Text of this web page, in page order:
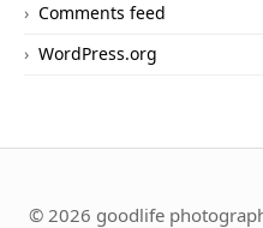
Comments feed
WordPress.org
© 2026 goodlife